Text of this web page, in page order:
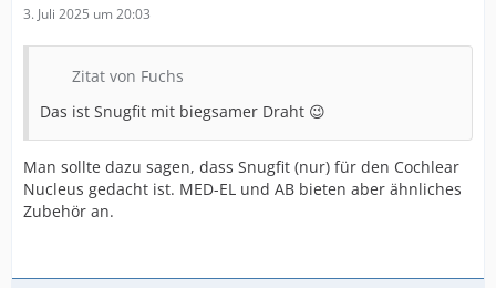
3. Juli 2025 um 20:03
Zitat von Fuchs
Das ist Snugfit mit biegsamer Draht 😉
Man sollte dazu sagen, dass Snugfit (nur) für den Cochlear
Nucleus gedacht ist. MED-EL und AB bieten aber ähnliches
Zubehör an.